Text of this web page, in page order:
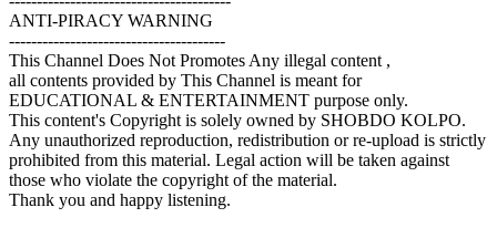
নতুন যুগের নির্মাতা । ইমাম হাসান আল বান্না । ড. ইউসুফ আল কারযাভী । পর্ব ৩
(ইমাম হাসান আল বান্না)
Shobdo Kolpo ইমাম হাসান আল বান্না
ANTI-PIRACY WARNING
---------------------------------------
This Channel Does Not Promotes Any illegal content ,
all contents provided by This Channel is meant for
EDUCATIONAL & ENTERTAINMENT purpose only.
This content's Copyright is solely owned by SHOBDO KOLPO.
Any unauthorized reproduction, redistribution or re-upload is strictly
prohibited from this material. Legal action will be taken against
those who violate the copyright of the material.
Thank you and happy listening.